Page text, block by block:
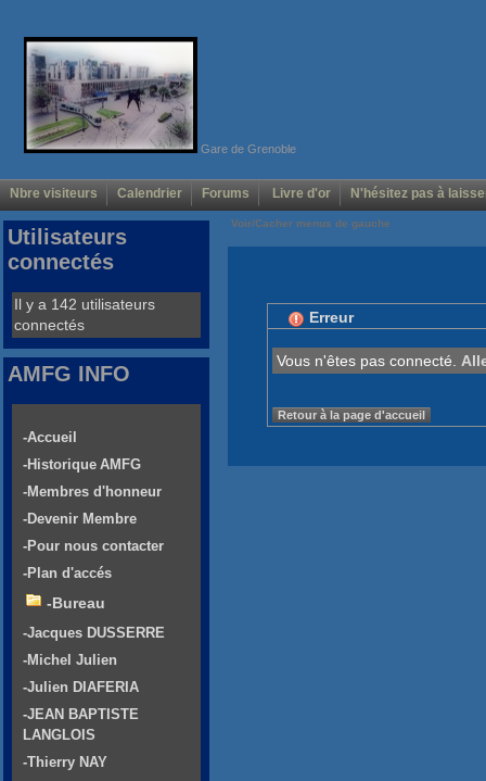
Gare de Grenoble
Nbre visiteurs Calendrier Forums Livre d'or N'hésitez pas à
Voir/Cacher menus de gauche
Erreur
Vous n'êtes pas connecté.
Retour à la page d'accueil
Utilisateurs
connectés
Il y a 142 utilisateurs
connectés
AMFG INFO
-Accueil
-Historique AMFG
-Membres d'honneur
-Devenir Membre
-Pour nous contacter
-Plan d'accés
-Bureau
-Jacques DUSSERRE
-Michel Julien
-Julien DIAFERIA
-JEAN BAPTISTE
LANGLOIS
-Thierry NAY